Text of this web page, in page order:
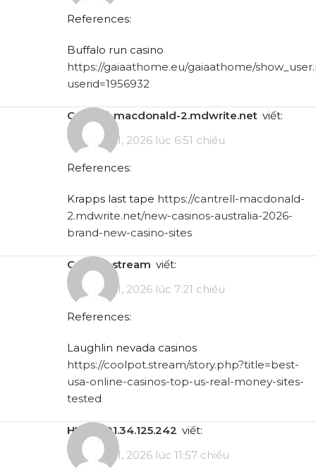
References:
Buffalo run casino
https://gaiaathome.eu/gaiaathome/
userid=1956932
cantrell-macdonald-2.mdwrite.net viết:
Tháng 5 11, 2026 lúc 6:51 chiều
References:
Krapps last tape https://cantrell-macdonald-
2.mdwrite.net/new-casinos-australia-2026-
brand-new-casino-sites
coolpot.stream viết:
Tháng 5 11, 2026 lúc 7:21 chiều
References:
Laughlin nevada casinos
https://coolpot.stream/story.php?title=best-
usa-online-casinos-top-us-real-money-sites-
tested
http://101.34.125.242 viết:
Tháng 5 11, 2026 lúc 11:57 chiều